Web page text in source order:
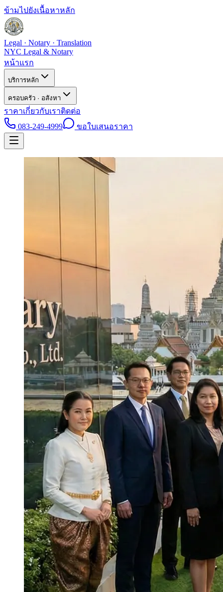
ข้ามไปยังเนื้อหาหลัก
Legal · Notary · Translation
NYC Legal & Notary
หน้าแรก
บริการหลัก
ครอบครัว · อสังหา
ราคาเกี่ยวกับเราติดต่อ
083-249-4999
ขอใบเสนอราคา